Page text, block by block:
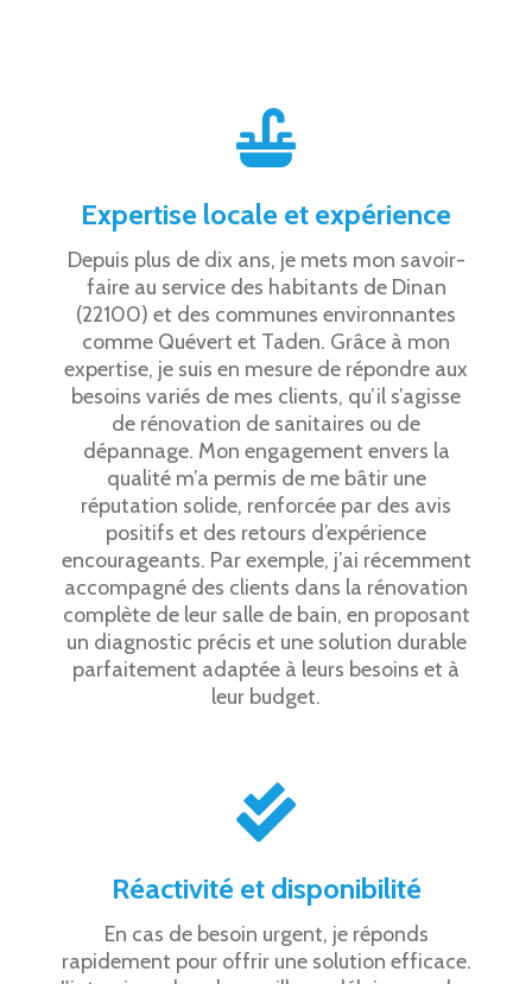
Expertise locale et expérience
Depuis plus de dix ans, je mets mon savoir-
faire au service des habitants de Dinan
(22100) et des communes environnantes
comme Quévert et Taden. Grâce à mon
expertise, je suis en mesure de répondre aux
besoins variés de mes clients, qu’il s’agisse
de rénovation de sanitaires ou de
dépannage. Mon engagement envers la
qualité m’a permis de me bâtir une
réputation solide, renforcée par des avis
positifs et des retours d’expérience
encourageants. Par exemple, j’ai récemment
accompagné des clients dans la rénovation
complète de leur salle de bain, en proposant
un diagnostic précis et une solution durable
parfaitement adaptée à leurs besoins et à
leur budget.
Réactivité et disponibilité
En cas de besoin urgent, je réponds
rapidement pour offrir une solution efficace.